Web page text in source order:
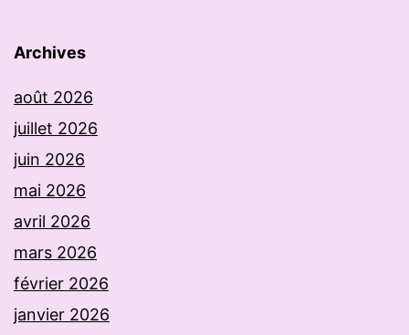
Archives
août 2026
juillet 2026
juin 2026
mai 2026
avril 2026
mars 2026
février 2026
janvier 2026